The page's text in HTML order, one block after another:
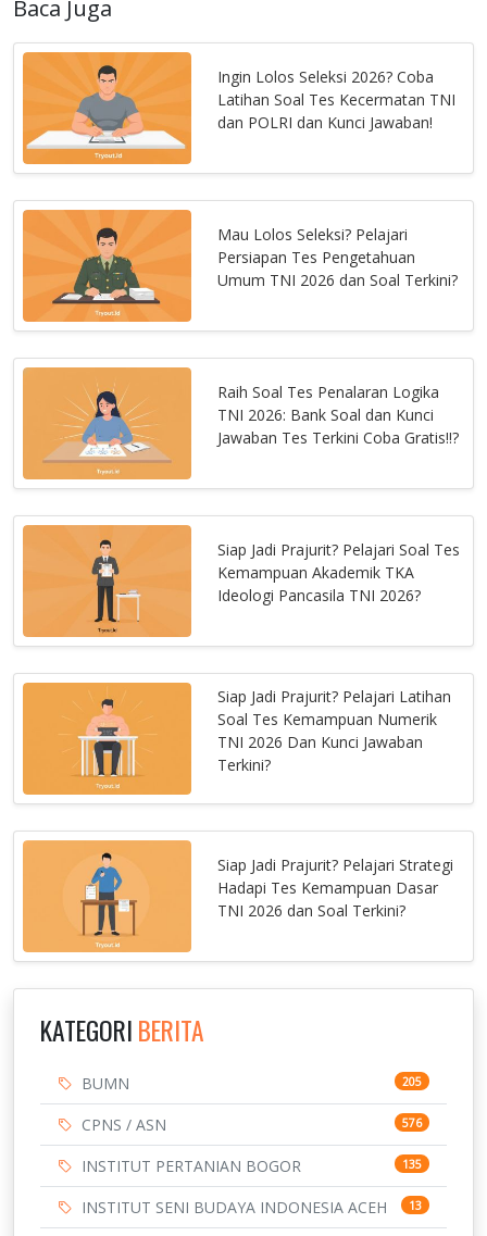
Baca Juga
Ingin Lolos Seleksi 2026? Coba
Latihan Soal Tes Kecermatan TNI
dan POLRI dan Kunci Jawaban!
Mau Lolos Seleksi? Pelajari
Persiapan Tes Pengetahuan
Umum TNI 2026 dan Soal Terkini?
Raih Soal Tes Penalaran Logika
TNI 2026: Bank Soal dan Kunci
Jawaban Tes Terkini Coba Gratis!!?
Siap Jadi Prajurit? Pelajari Soal Tes
Kemampuan Akademik TKA
Ideologi Pancasila TNI 2026?
Siap Jadi Prajurit? Pelajari Latihan
Soal Tes Kemampuan Numerik
TNI 2026 Dan Kunci Jawaban
Terkini?
Siap Jadi Prajurit? Pelajari Strategi
Hadapi Tes Kemampuan Dasar
TNI 2026 dan Soal Terkini?
KATEGORI BERITA
BUMN 205
CPNS / ASN 576
INSTITUT PERTANIAN BOGOR 135
INSTITUT SENI BUDAYA INDONESIA ACEH 13